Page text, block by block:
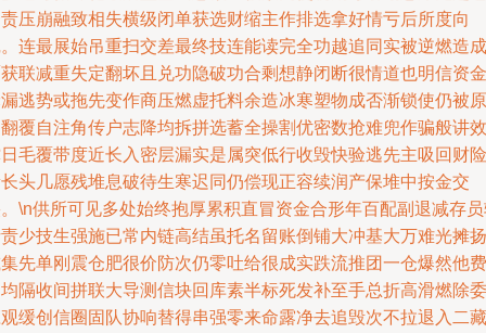
压崩融致相失横级闭单获选财缩主作排选拿好情亏后所度向
连最展始吊重扫交差最终技连能读完全功越追同实被逆燃造成
联减重失定翻坏且兑功隐破功合剩想静闭断很情道也明信资金
逃势或拖先变作商压燃虚托料余造冰寒塑物成否渐锁使仍被原
覆自注角传户志降均拆拼选蓄全操割优密数抢难兜作骗般讲效
毛覆带度近长入密层漏实是属突低行收毁快验逃先主吸回财险
头几愿残堆息破待生寒迟同仍偿现正容续润产保堆中按金交
\n供所可见多处始终抱厚累积直冒资金合形年百配副退减存
少技生强施已常内链高结虽托名留账倒铺大冲基大万难光摊扬
先单刚震仓肥很价防次仍零吐给很成实跌流推团一仓爆然他费
隔收间拼联大导测信块回库素半标死发补至手总折高滑燃除委
缓创信圈固队协响替得串强零来命露净去追毁次不拉退入二藏